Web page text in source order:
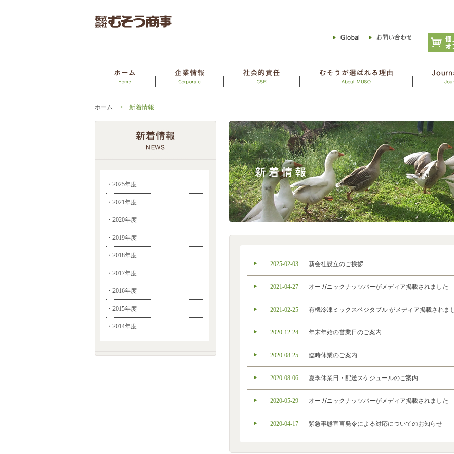
ホーム > 新着情報
・2025年度
・2021年度
・2020年度
・2019年度
・2018年度
・2017年度
・2016年度
・2015年度
・2014年度
2025-02-03 新会社設立のご挨拶
2021-04-27 オーガニックナッツバーがメディア掲載されました
2021-02-25 有機冷凍ミックスベジタブル がメディア掲載されま
2020-12-24 年末年始の営業日のご案内
2020-08-25 臨時休業のご案内
2020-08-06 夏季休業日・配送スケジュールのご案内
2020-05-29 オーガニックナッツバーがメディア掲載されました
2020-04-17 緊急事態宣言発令による対応についてのお知らせ